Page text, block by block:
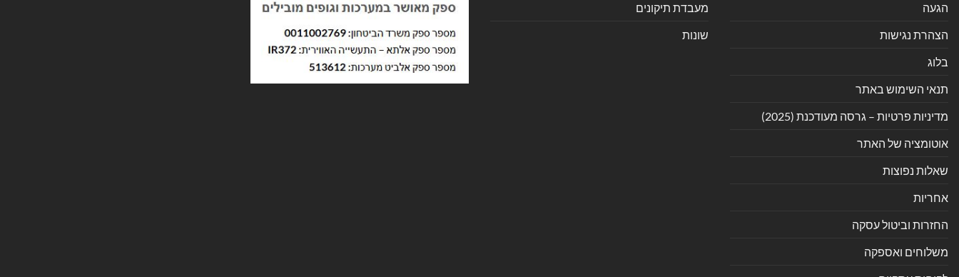
הגעה
הצהרת נגישות
בלוג
תנאי השימוש באתר
מדיניות פרטיות – גרסה מעודכנת (2025)
אוטומציה של האתר
שאלות נפוצות
אחריות
החזרות וביטול עסקה
משלוחים ואספקה
מעבדת תיקונים
שונות